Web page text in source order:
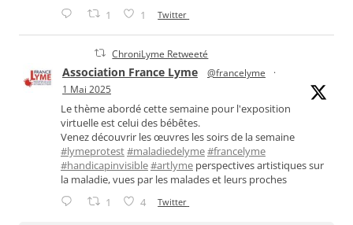
1 1 Twitter
ChroniLyme Retweeté
Association France Lyme @francelyme
·
1 Mai 2025
Le thème abordé cette semaine pour l'exposition
virtuelle est celui des bébêtes.
Venez découvrir les œuvres les soirs de la semaine
#lymeprotest#maladiedelyme#francelyme
#handicapinvisible#artlyme perspectives artistiques sur
la maladie, vues par les malades et leurs proches
1 4 Twitter